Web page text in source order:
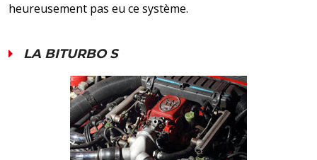
heureusement pas eu ce système.
LA BITURBO S